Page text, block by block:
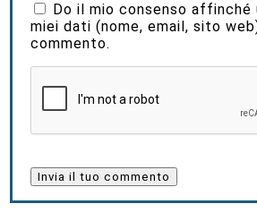
Do il mio consenso affinché
miei dati (nome, email, sito
commento.